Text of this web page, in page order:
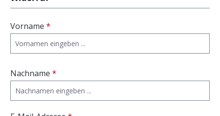
Vorname *
Nachname *